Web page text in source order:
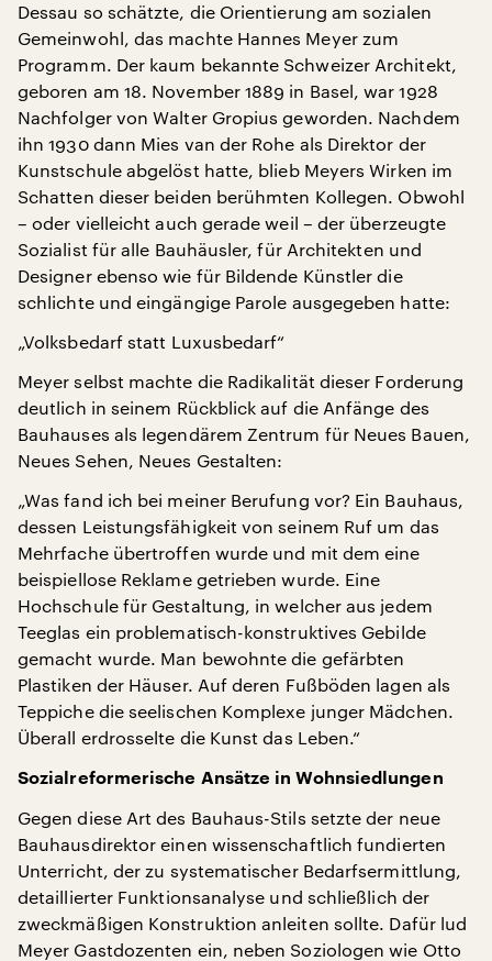
Dessau so schätzte, die Orientierung am sozialen
Gemeinwohl, das machte Hannes Meyer zum
Programm. Der kaum bekannte Schweizer Architekt,
geboren am 18. November 1889 in Basel, war 1928
Nachfolger von Walter Gropius geworden. Nachdem
ihn 1930 dann Mies van der Rohe als Direktor der
Kunstschule abgelöst hatte, blieb Meyers Wirken im
Schatten dieser beiden berühmten Kollegen. Obwohl
– oder vielleicht auch gerade weil – der überzeugte
Sozialist für alle Bauhäusler, für Architekten und
Designer ebenso wie für Bildende Künstler die
schlichte und eingängige Parole ausgegeben hatte:
„Volksbedarf statt Luxusbedarf“
Meyer selbst machte die Radikalität dieser Forderung
deutlich in seinem Rückblick auf die Anfänge des
Bauhauses als legendärem Zentrum für Neues Bauen,
Neues Sehen, Neues Gestalten:
„Was fand ich bei meiner Berufung vor? Ein Bauhaus,
dessen Leistungsfähigkeit von seinem Ruf um das
Mehrfache übertroffen wurde und mit dem eine
beispiellose Reklame getrieben wurde. Eine
Hochschule für Gestaltung, in welcher aus jedem
Teeglas ein problematisch-konstruktives Gebilde
gemacht wurde. Man bewohnte die gefärbten
Plastiken der Häuser. Auf deren Fußböden lagen als
Teppiche die seelischen Komplexe junger Mädchen.
Überall erdrosselte die Kunst das Leben.“
Sozialreformerische Ansätze in Wohnsiedlungen
Gegen diese Art des Bauhaus-Stils setzte der neue
Bauhausdirektor einen wissenschaftlich fundierten
Unterricht, der zu systematischer Bedarfsermittlung,
detaillierter Funktionsanalyse und schließlich der
zweckmäßigen Konstruktion anleiten sollte. Dafür lud
Meyer Gastdozenten ein, neben Soziologen wie Otto